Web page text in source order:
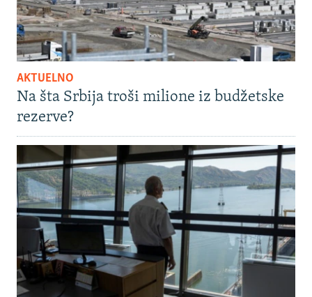
AKTUELNO
Na šta Srbija troši milione iz budžetske
rezerve?